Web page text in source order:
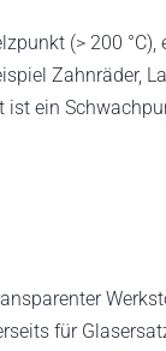
(> 200
Zahnräder,
ein
für